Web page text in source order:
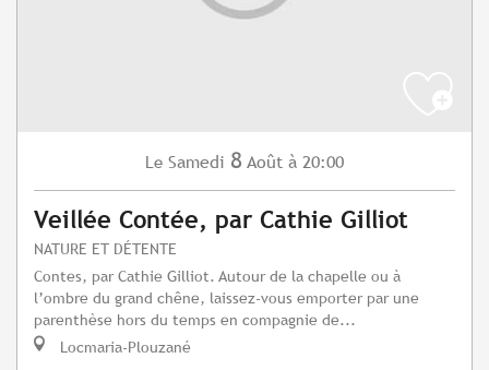
Le Samedi 8 Août à 20:00
Veillée Contée, par Cathie Gilliot
NATURE ET DÉTENTE
Contes, par Cathie Gilliot. Autour de la chapelle ou à
l’ombre du grand chêne, laissez-vous emporter par une
parenthèse hors du temps en compagnie de...
Locmaria-Plouzané